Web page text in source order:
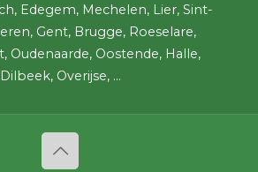
Edegem, Mechelen, Lier, Sint-
Gent, Brugge, Roeselare,
Oudenaarde, Oostende, Halle,
Dilbeek, Overijse, ...